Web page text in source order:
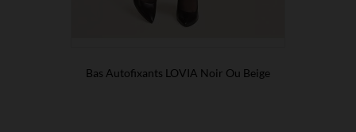
Bas Autofixants LOVIA Noir Ou Beige